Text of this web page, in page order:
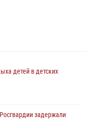
детей в детских
задержали